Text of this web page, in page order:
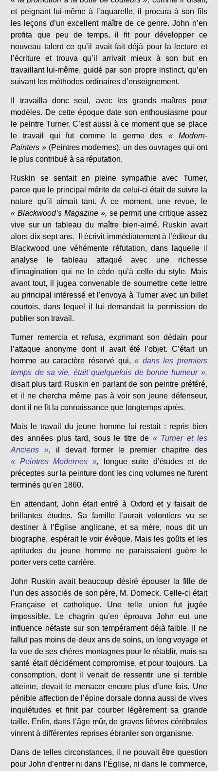
et peignant lui-même à l’aquarelle, il procura à son fils
les leçons d’un excellent maître de ce genre. John n’en
profita que peu de temps, il fit pour développer ce
nouveau talent ce qu’il avait fait déjà pour la lecture et
l’écriture et trouva qu’il arrivait mieux à son but en
travaillant lui-même, guidé par son propre instinct, qu’en
suivant les méthodes ordinaires d’enseignement.
Il travailla donc seul, avec les grands maîtres pour
modèles. De cette époque date son enthousiasme pour
le peintre Turner. C’est aussi à ce moment que se place
le travail qui fut comme le germe des« Modern-
Painters » (Peintres modernes), un des ouvrages qui ont
le plus contribué à sa réputation.
Ruskin se sentait en pleine sympathie avec Turner,
parce que le principal mérite de celui-ci était de suivre la
nature qu’il aimait tant. À ce moment, une revue, le
« Blackwood’s Magazine », se permit une critique assez
vive sur un tableau du maître bien-aimé. Ruskin avait
alors dix-sept ans. Il écrivit immédiatement à l’éditeur du
Blackwood une véhémente réfutation, dans laquelle il
analyse le tableau attaqué avec une richesse
d’imagination qui ne le cède qu’à celle du style. Mais
avant tout, il jugea convenable de soumettre cette lettre
au principal intéressé et l’envoya à Turner avec un billet
courtois, dans lequel il lui demandait la permission de
publier son travail.
Turner remercia et refusa, exprimant son dédain pour
l’attaque anonyme dont il avait été l’objet. C’était un
homme au caractère réservé qui, « dans les premiers
temps de sa vie, était quelquefois de bonne humeur »,
disait plus tard Ruskin en parlant de son peintre préféré,
et il ne chercha même pas à voir son jeune défenseur,
dont il ne fit la connaissance que longtemps après.
Mais le travail du jeune homme lui restait : repris bien
des années plus tard, sous le titre de « Turner et les
Anciens »,
il devait former le premier chapitre des
« Peintres Modernes », longue suite d’études et de
préceptes sur la peinture dont les cinq volumes ne furent
terminés qu’en 1860.
En attendant, John était entré à Oxford et y faisait de
brillantes études. Sa famille l’aurait volontiers vu se
destiner à l’Église anglicane, et sa mère, nous dit un
biographe, espérait le voir évêque. Mais les goûts et les
aptitudes du jeune homme ne paraissaient guère le
porter vers cette carrière.
John Ruskin avait beaucoup désiré épouser la fille de
l’un des associés de son père, M. Domeck. Celle-ci était
Française et catholique. Une telle union fut jugée
impossible. Le chagrin qu’en éprouva John eut une
influence néfaste sur son tempérament déjà faible. Il ne
fallut pas moins de deux ans de soins, un long voyage et
la vue de ses chères montagnes pour le rétablir, mais sa
santé était décidément compromise, et pour toujours. La
consomption, dont il venait de ressentir une si terrible
atteinte, devait le menacer encore plus d’une fois. Une
pénible affection de l’épine dorsale donna aussi de vives
inquiétudes et finit par courber légèrement sa grande
taille. Enfin, dans l’âge mûr, de graves fièvres cérébrales
vinrent à différentes reprises ébranler son organisme.
Dans de telles circonstances, il ne pouvait être question
pour John d’entrer ni dans l’Église, ni dans le commerce,